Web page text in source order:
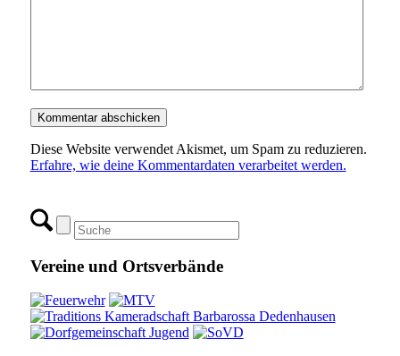
Diese Website verwendet Akismet, um Spam zu reduzieren.
Erfahre, wie deine Kommentardaten verarbeitet werden.
Vereine und Ortsverbände